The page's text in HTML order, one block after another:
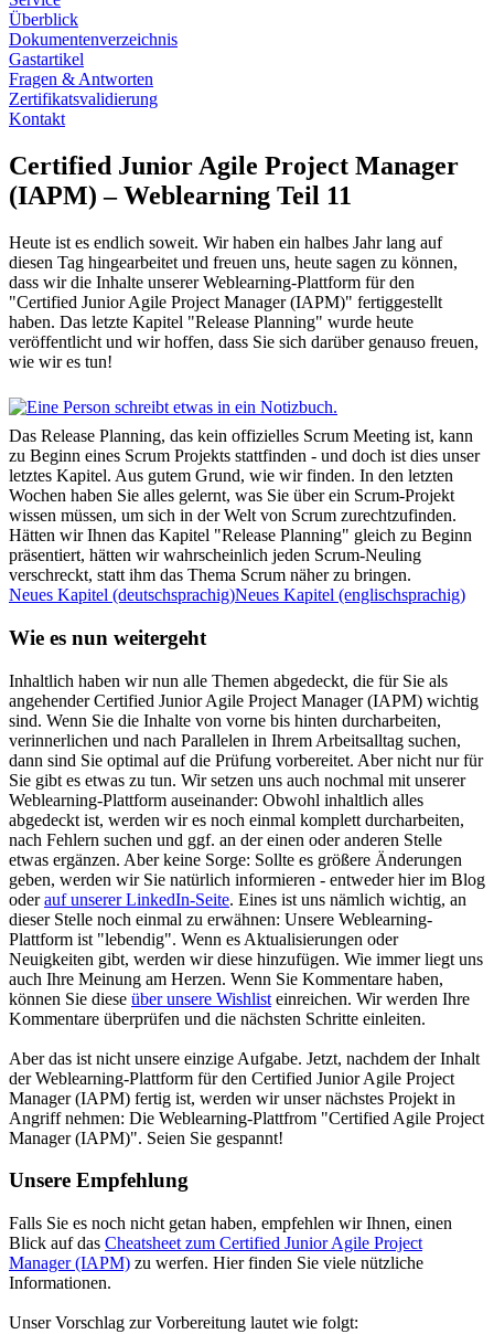
Überblick
Dokumentenverzeichnis
Gastartikel
Fragen & Antworten
Zertifikatsvalidierung
Kontakt
Certified Junior Agile Project Manager
(IAPM) – Weblearning Teil 11
Heute ist es endlich soweit. Wir haben ein halbes Jahr lang auf
diesen Tag hingearbeitet und freuen uns, heute sagen zu können,
dass wir die Inhalte unserer Weblearning-Plattform für den
"Certified Junior Agile Project Manager (IAPM)" fertiggestellt
haben. Das letzte Kapitel "Release Planning" wurde heute
veröffentlicht und wir hoffen, dass Sie sich darüber genauso freuen,
wie wir es tun!
Das Release Planning, das kein offizielles Scrum Meeting ist, kann
zu Beginn eines Scrum Projekts stattfinden - und doch ist dies unser
letztes Kapitel. Aus gutem Grund, wie wir finden. In den letzten
Wochen haben Sie alles gelernt, was Sie über ein Scrum-Projekt
wissen müssen, um sich in der Welt von Scrum zurechtzufinden.
Hätten wir Ihnen das Kapitel "Release Planning" gleich zu Beginn
präsentiert, hätten wir wahrscheinlich jeden Scrum-Neuling
verschreckt, statt ihm das Thema Scrum näher zu bringen.
Neues Kapitel (deutschsprachig)Neues Kapitel (englischsprachig)
Wie es nun weitergeht
Inhaltlich haben wir nun alle Themen abgedeckt, die für Sie als
angehender Certified Junior Agile Project Manager (IAPM) wichtig
sind. Wenn Sie die Inhalte von vorne bis hinten durcharbeiten,
verinnerlichen und nach Parallelen in Ihrem Arbeitsalltag suchen,
dann sind Sie optimal auf die Prüfung vorbereitet. Aber nicht nur für
Sie gibt es etwas zu tun. Wir setzen uns auch nochmal mit unserer
Weblearning-Plattform auseinander: Obwohl inhaltlich alles
abgedeckt ist, werden wir es noch einmal komplett durcharbeiten,
nach Fehlern suchen und ggf. an der einen oder anderen Stelle
etwas ergänzen. Aber keine Sorge: Sollte es größere Änderungen
geben, werden wir Sie natürlich informieren - entweder hier im Blog
oderauf unserer LinkedIn-Seite. Eines ist uns nämlich wichtig, an
dieser Stelle noch einmal zu erwähnen: Unsere Weblearning-
Plattform ist "lebendig". Wenn es Aktualisierungen oder
Neuigkeiten gibt, werden wir diese hinzufügen. Wie immer liegt uns
auch Ihre Meinung am Herzen. Wenn Sie Kommentare haben,
können Sie diese über unsere Wishlist einreichen. Wir werden Ihre
Kommentare überprüfen und die nächsten Schritte einleiten.
Aber das ist nicht unsere einzige Aufgabe. Jetzt, nachdem der Inhalt
der Weblearning-Plattform für den Certified Junior Agile Project
Manager (IAPM) fertig ist, werden wir unser nächstes Projekt in
Angriff nehmen: Die Weblearning-Plattfrom "Certified Agile Project
Manager (IAPM)". Seien Sie gespannt!
Unsere Empfehlung
Falls Sie es noch nicht getan haben, empfehlen wir Ihnen, einen
Blick auf das Cheatsheet zum Certified Junior Agile Project
Manager (IAPM) zu werfen. Hier finden Sie viele nützliche
Informationen.
Unser Vorschlag zur Vorbereitung lautet wie folgt: